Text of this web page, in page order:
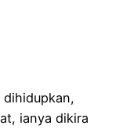
dihidupkan,
ianya dikira